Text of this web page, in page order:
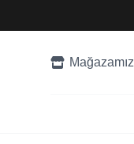
Mağazamız